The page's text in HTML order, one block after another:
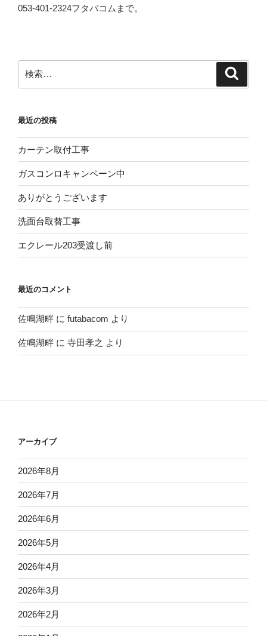
053-401-2324フタバコムまで。
索:
最近の投稿
カーテン取付工事
ガスコンロキャンペーン中
ありがとうございます
洗面台取替工事
エクレール203受渡し前
最近のコメント
佐鳴湖畔 に futabacom より
佐鳴湖畔 に 寺田孝之 より
アーカイブ
2026年8月
2026年7月
2026年6月
2026年5月
2026年4月
2026年3月
2026年2月